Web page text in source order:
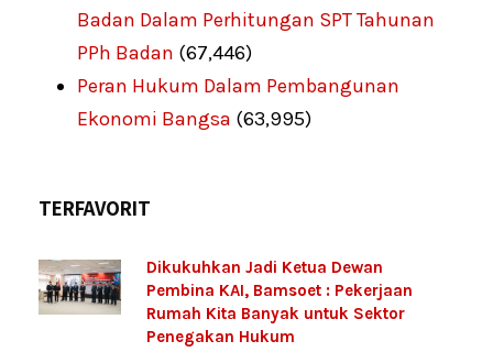
Badan Dalam Perhitungan SPT Tahunan
PPh Badan (67,446)
Peran Hukum Dalam Pembangunan
Ekonomi Bangsa (63,995)
TERFAVORIT
Dikukuhkan Jadi Ketua Dewan
Pembina KAI, Bamsoet : Pekerjaan
Rumah Kita Banyak untuk Sektor
Penegakan Hukum